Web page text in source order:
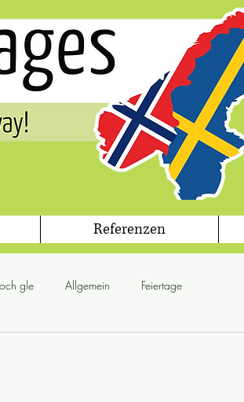
Referenzen
gle Allgemein Feiertage